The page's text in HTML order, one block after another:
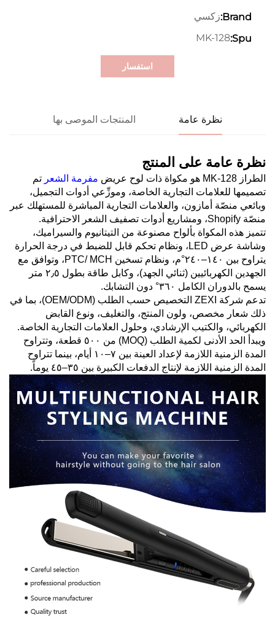
Brand: زكسي
Spu:
MK-128
استفسار
نظرة عامة المنتجات الموصى بها
نظرة عامة على المنتج
الطراز MK-128 هو مكواة ذات لوح عريض مفرمة الشعر تم
تصميمها للعلامات التجارية الخاصة، وموزِّعي أدوات التجميل،
وبائعي منصّة أمازون، والعلامات التجارية المباشرة للمستهلك عبر
منصّة Shopify، ومشاريع أدوات تصفيف الشعر الاحترافية.
تتميز هذه المكواة بألواح مصنوعة من التيتانيوم والسيراميك،
وشاشة عرض LED، ونظام تحكم قابل للضبط في درجة الحرارة
يتراوح بين ١٤٠–٢٤٠°م، ونظام تسخين PTC/ MCH، وتوافق مع
الجهدين الكهربائيين (ثنائي الجهد)، وكابل طاقة بطول ٢٫٥ متر
يسمح بالدوران الكامل ٣٦٠° دون التشابك.
تدعم شركة ZEXI التخصيص حسب الطلب (OEM/ODM)، بما في
ذلك شعار مخصص، ولون المنتج، والتغليف، ونوع القابض
الكهربائي، والكتيب الإرشادي، وحلول العلامات التجارية الخاصة.
ويبدأ الحد الأدنى لكمية الطلب (MOQ) من ٥٠٠ قطعة، وتتراوح
المدة الزمنية اللازمة لإعداد العينة بين ٧–١٠ أيام، بينما تتراوح
المدة الزمنية اللازمة لإنتاج الدفعات الكبيرة بين ٣٥–٤٥ يوماً.